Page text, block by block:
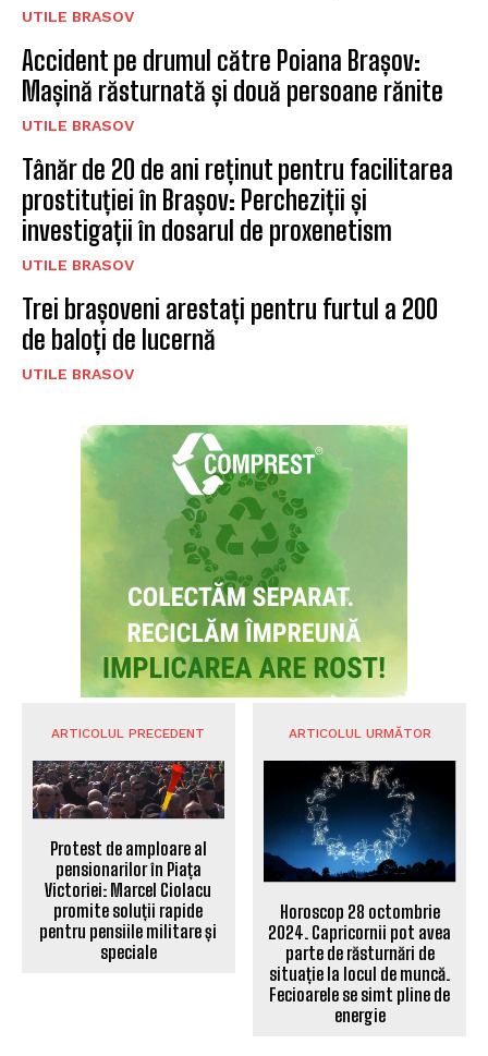
UTILE BRASOV
Accident pe drumul către Poiana Brașov:
Mașină răsturnată și două persoane rănite
UTILE BRASOV
Tânăr de 20 de ani reținut pentru facilitarea
prostituției în Brașov: Percheziții și
investigații în dosarul de proxenetism
UTILE BRASOV
Trei brașoveni arestați pentru furtul a 200
de baloți de lucernă
UTILE BRASOV
ARTICOLUL PRECEDENT
Protest de amploare al
pensionarilor în Piața
Victoriei: Marcel Ciolacu
promite soluții rapide
pentru pensiile militare și
speciale
ARTICOLUL URMĂTOR
Horoscop 28 octombrie
2024. Capricornii pot avea
parte de răsturnări de
situație la locul de muncă.
Fecioarele se simt pline de
energie